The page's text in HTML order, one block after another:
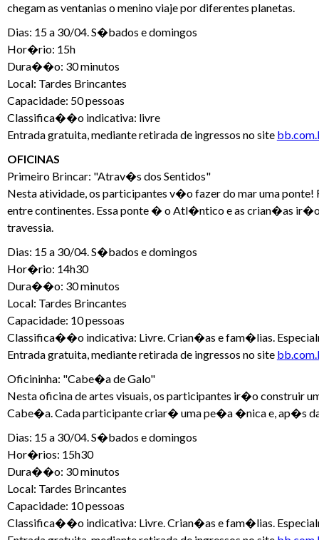
chegam as ventanias o menino viaje por diferentes planetas.
Dias: 15 a 30/04. S�bados e domingos
Hor�rio: 15h
Dura��o: 30 minutos
Local: Tardes Brincantes
Capacidade: 50 pessoas
Classifica��o indicativa: livre
Entrada gratuita, mediante retirada de ingressos no site
OFICINAS
Primeiro Brincar: "Atrav�s dos Sentidos"
Nesta atividade, os participantes v�o fazer do mar uma ponte!
entre continentes. Essa ponte � o Atl�ntico e as crian�as ir�o
travessia.
Dias: 15 a 30/04. S�bados e domingos
Hor�rio: 14h30
Dura��o: 30 minutos
Local: Tardes Brincantes
Capacidade: 10 pessoas
Classifica��o indicativa: Livre. Crian�as e fam�lias.
Entrada gratuita, mediante retirada de ingressos no site
Oficininha: "Cabe�a de Galo"
Nesta oficina de artes visuais, os participantes ir�o construir
Cabe�a. Cada participante criar� uma pe�a �nica e, ap�s
Dias: 15 a 30/04. S�bados e domingos
Hor�rios: 15h30
Dura��o: 30 minutos
Local: Tardes Brincantes
Capacidade: 10 pessoas
Classifica��o indicativa: Livre. Crian�as e fam�lias.